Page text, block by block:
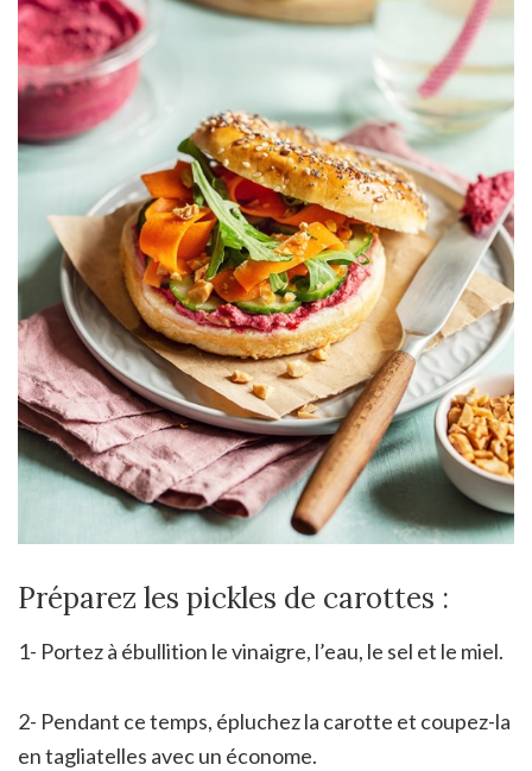
Préparez les pickles de carottes :
1- Portez à ébullition le vinaigre, l’eau, le sel et le miel.
2- Pendant ce temps, épluchez la carotte et coupez-la
en tagliatelles avec un économe.